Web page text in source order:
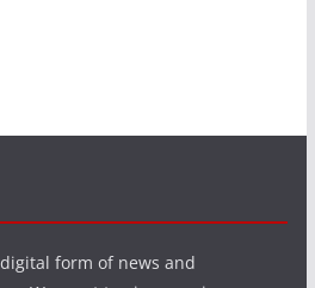
form of news and